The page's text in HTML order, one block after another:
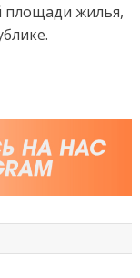
площади жилья,